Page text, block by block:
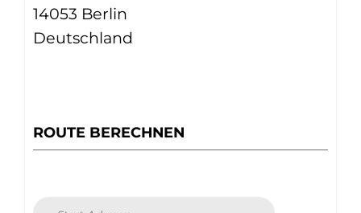
14053 Berlin
Deutschland
ROUTE BERECHNEN